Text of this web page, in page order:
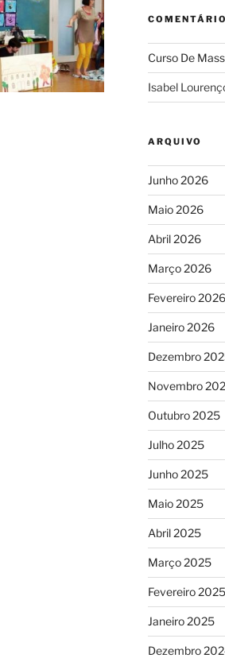
Curso De
Isabel
ARQUIVO
Junho 2026
Maio 2026
Abril 2026
Março 2026
Fevereiro 2026
Janeiro 2026
Dezembro
Novembro
Outubro 2025
Julho 2025
Junho 2025
Maio 2025
Abril 2025
Março 2025
Fevereiro 2025
Janeiro 2025
Dezembro